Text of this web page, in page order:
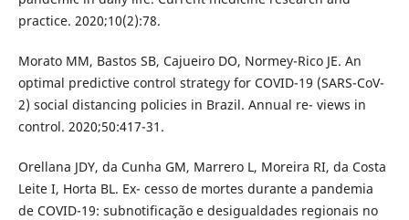
practice. 2020;10(2):78.
Morato MM, Bastos SB, Cajueiro DO, Normey-Rico JE. An
optimal predictive control strategy for COVID-19 (SARS-CoV-
2) social distancing policies in Brazil. Annual re- views in
control. 2020;50:417-31.
Orellana JDY, da Cunha GM, Marrero L, Moreira RI, da Costa
Leite I, Horta BL. Ex- cesso de mortes durante a pandemia
de COVID-19: subnotificação e desigualdades regionais no